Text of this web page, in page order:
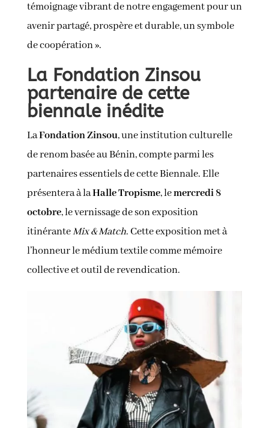
témoignage vibrant de notre engagement pour un
avenir partagé, prospère et durable, un symbole
de coopération ».
La Fondation Zinsou
partenaire de cette
biennale inédite
LaFondation Zinsou, une institution culturelle
de renom basée au Bénin, compte parmi les
partenaires essentiels de cette Biennale. Elle
présentera à laHalle Tropisme, lemercredi 8
octobre, le vernissage de son exposition
itinéranteMix & Match. Cette exposition met à
l’honneur le médium textile comme mémoire
collective et outil de revendication.